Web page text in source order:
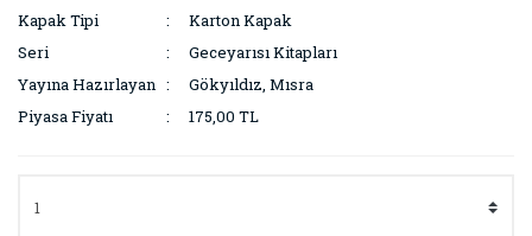
Kapak Tipi
Karton Kapak
Seri
Geceyarısı Kitapları
Yayına Hazırlayan
Gökyıldız, Mısra
Piyasa Fiyatı
175,00 TL